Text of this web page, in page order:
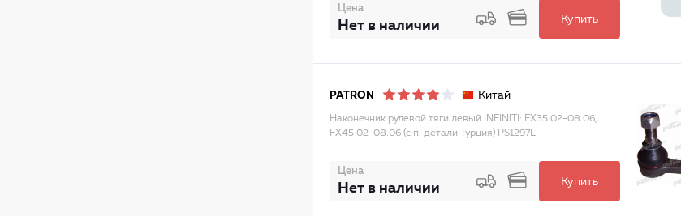
Цена
Нет в наличии Купить
PATRON Китай
Наконечник рулевой тяги левый INFINITI: FX35 02-08.06,
FX45 02-08.06 (с.п. детали Турция) PS1297L
Цена
Нет в наличии Купить